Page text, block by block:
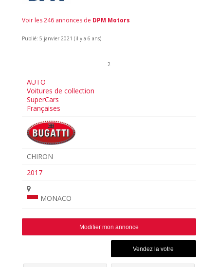
Voir les 246 annonces de DPM Motors
Publié: 5 janvier 2021 (il y a 6 ans)
2
AUTO
Voitures de collection
SuperCars
Françaises
CHIRON
2017
MONACO
Modifier mon annonce